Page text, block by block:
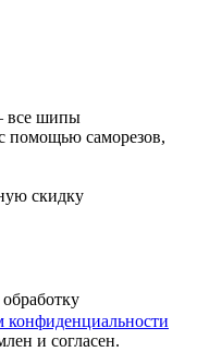
все шипы
помощью саморезов,
скидку
конфиденциальности
и согласен.